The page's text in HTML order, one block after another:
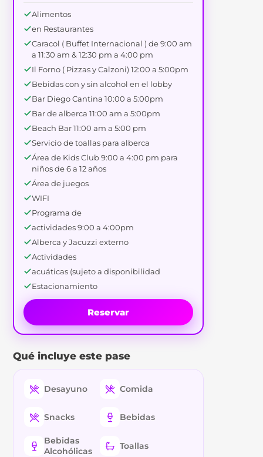
Alimentos
en Restaurantes
Caracol ( Buffet Internacional ) de 9:00 am
a 11:30 am & 12:30 pm a 4:00 pm
Il Forno ( Pizzas y Calzoni) 12:00 a 5:00pm
Bebidas con y sin alcohol en el lobby
Bar Diego Cantina 10:00 a 5:00pm
Bar de alberca 11:00 am a 5:00pm
Beach Bar 11:00 am a 5:00 pm
Servicio de toallas para alberca
Área de Kids Club 9:00 a 4:00 pm para
niños de 6 a 12 años
Área de juegos
WIFI
Programa de
actividades 9:00 a 4:00pm
Alberca y Jacuzzi externo
Actividades
acuáticas (sujeto a disponibilidad
Estacionamiento
Reservar
Qué incluye este pase
Desayuno Comida
Snacks Bebidas
Bebidas
Alcohólicas
Toallas